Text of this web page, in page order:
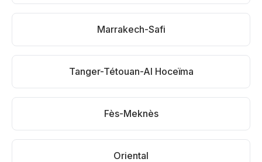
Marrakech-Safi
Tanger-Tétouan-Al Hoceïma
Fès-Meknès
Oriental